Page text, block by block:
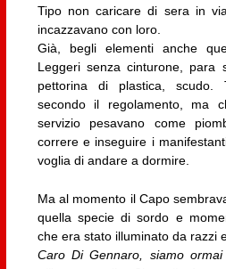
Tipo non caricare di sera in
incazzavano con loro.
Già, begli elementi anche
Leggeri senza cinturone, para
pettorina di plastica, scudo.
secondo il regolamento, ma
servizio pesavano come
correre e inseguire i
voglia di andare a dormire.
Ma al momento il Capo
quella specie di sordo e
che era stato illuminato da razzi
Caro Di Gennaro, siamo